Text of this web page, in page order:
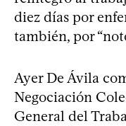
diez días por
también, por
Ayer De Ávila
Negociación
General del